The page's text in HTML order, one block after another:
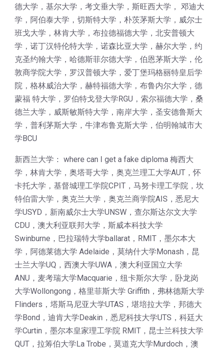
德大学，基尔大学，考文垂大学，斯旺西大学， 邓迪大
学，阿伯泰大学，切斯特大学，朴茨茅斯大学，威尔士
班戈大学，林肯大学，布拉德福德大学，北安普顿大
学，诺丁汉特伦特大学，诺森比亚大学，赫尔大学，约
克圣约翰大学，哈德斯菲尔德大学，伯恩茅斯大学，伦
敦商学院大学，罗汉普顿大学，爱丁堡玛格丽特皇后学
院，格林威治大学，赫特福德大学，布鲁内尔大学，德
蒙福 特大学，罗伯特戈登大学RGU，索尔福德大学，桑
德兰大学，威斯敏斯特大学，南岸大学，圣安德鲁斯大
学，普利茅斯大学，牛津布鲁克斯大学，伯明翰城市大
学BCU
新西兰大学： where can I get a fake diploma 梅西大
学，林肯大学，奥塔哥大学，奥克兰理工大学AUT，怀
卡托大学，基督城理工学院CPIT，马努卡理工学院，坎
特伯雷大学，奥克兰大学，奥克兰商学院AIS，悉尼大
学USYD，新南威尔士大学UNSW，查尔斯达尔文大学
CDU，澳大利亚联邦大学，斯威本科技大学
Swinburne，巴拉瑞特大学ballarat，RMIT，墨尔本大
学，阿德莱德大学 Adelaide，莫纳什大学Monash，昆
士兰大学UQ，西澳大学UWA，澳大利亚国立大学
ANU，麦考瑞大学Macquarie，纽卡斯尔大学，卧龙岗
大学Wollongong，格里菲斯大学 Griffith，弗林德斯大学
Flinders，塔斯马尼亚大学UTAS，堪培拉大学，邦德大
学Bond，迪肯大学Deakin，悉尼科技大学UTS，科廷大
学Curtin，墨尔本皇家理工学院 RMIT，昆士兰科技大学
QUT，拉筹伯大学La Trobe，莫道克大学Murdoch，澳